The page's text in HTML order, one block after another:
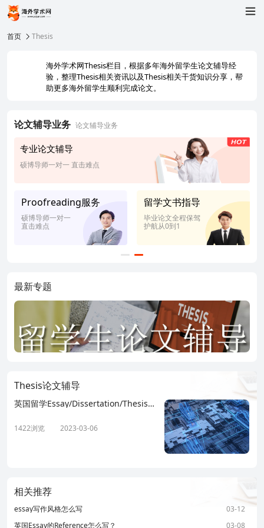
首页 Thesis
海外学术网Thesis栏目，根据多年海外留学生论文辅导经
验，整理Thesis相关资讯以及Thesis相关干货知识分享，帮
助更多海外留学生顺利完成论文。
论文辅导业务 论文辅导业务
专业论文辅导
硕博导师一对一 直击难点
Proofreading服务
硕博导师一对一
直击难点
留学文书指导
毕业论文全程保驾
护航从0到1
最新专题
Thesis论文辅导
英国留学Essay/Dissertation/Thesis有何不同？
1422浏览 2023-03-06
相关推荐
essay写作风格怎么写
03-12
英国Essay的Reference怎么写？
03-08